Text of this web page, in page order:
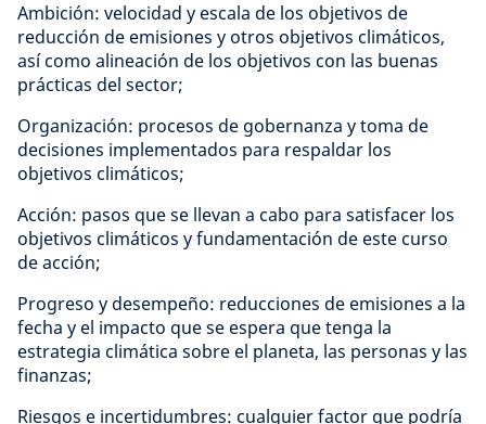
Ambición: velocidad y escala de los objetivos de
reducción de emisiones y otros objetivos climáticos,
así como alineación de los objetivos con las buenas
prácticas del sector;
Organización: procesos de gobernanza y toma de
decisiones implementados para respaldar los
objetivos climáticos;
Acción: pasos que se llevan a cabo para satisfacer los
objetivos climáticos y fundamentación de este curso
de acción;
Progreso y desempeño: reducciones de emisiones a la
fecha y el impacto que se espera que tenga la
estrategia climática sobre el planeta, las personas y las
finanzas;
Riesgos e incertidumbres: cualquier factor que podría